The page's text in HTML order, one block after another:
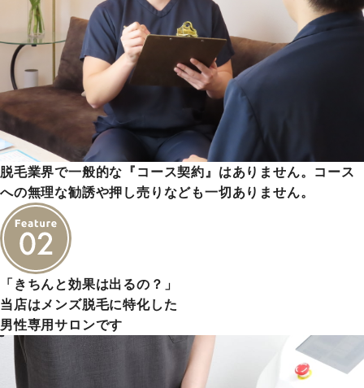
脱毛業界で一般的な『コース契約』はありません。コース
への無理な勧誘や押し売りなども一切ありません。
「きちんと効果は出るの？」
当店はメンズ脱毛に特化した
男性専用サロンです